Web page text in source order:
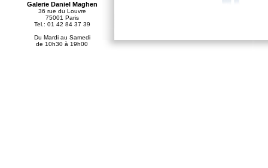
Galerie Daniel Maghen
36 rue du Louvre
75001 Paris
Tel.: 01 42 84 37 39
Du Mardi au Samedi
de 10h30 à 19h00